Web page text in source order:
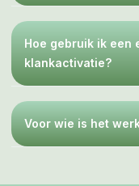
Hoe gebruik ik
klankactivatie?
Voor wie is het